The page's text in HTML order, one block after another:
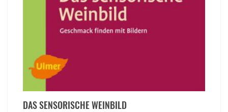
DAS SENSORISCHE WEINBILD